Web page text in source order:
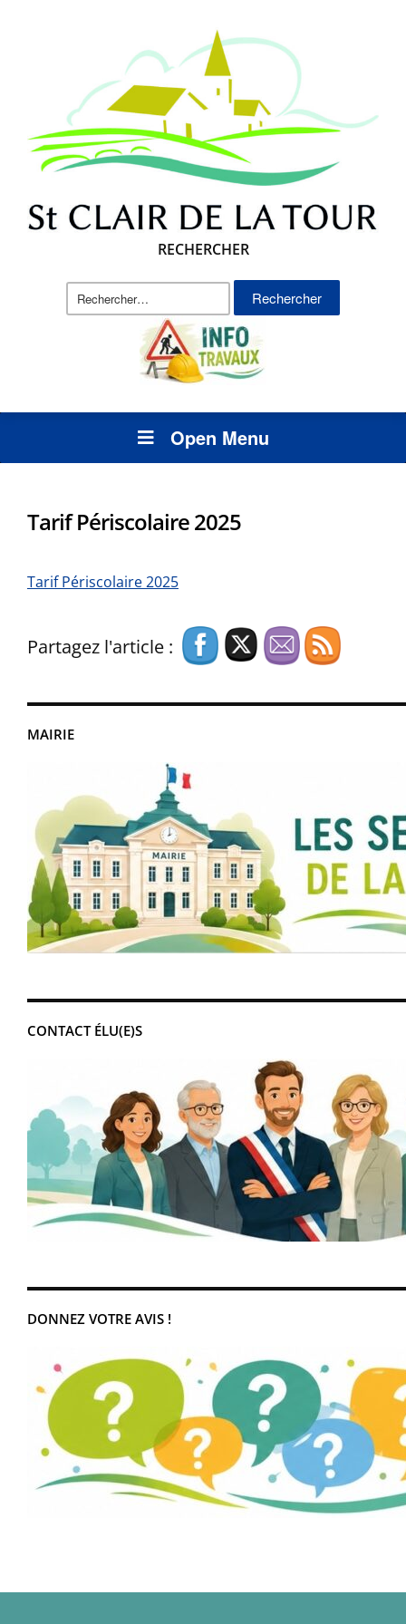
RECHERCHER
Rechercher :
Open Menu
MAIRIE
CONTACT ÉLU(E)S
DONNEZ VOTRE AVIS !
Tarif Périscolaire 2025
Tarif Périscolaire 2025
Partagez l'article :